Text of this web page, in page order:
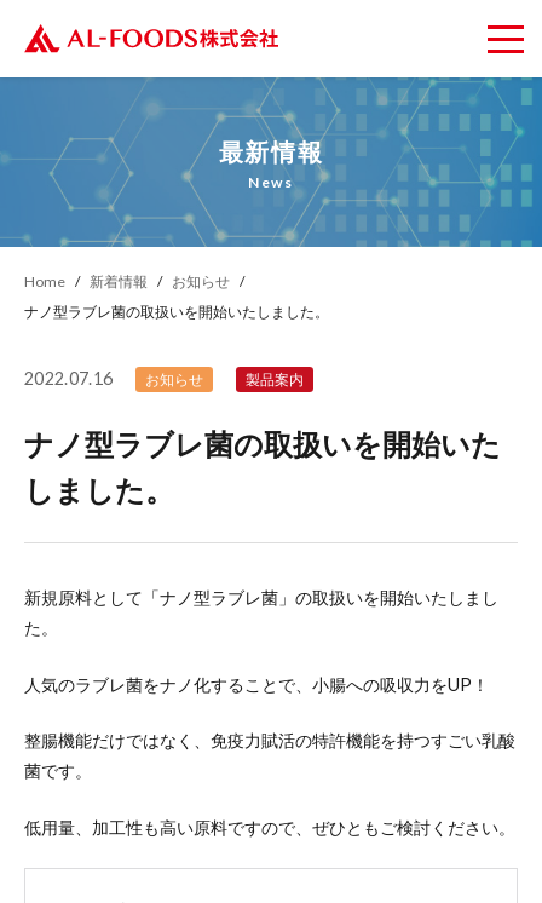
最新情報
News
Home 新着情報
お知らせ
ナノ型ラブレ菌の取扱いを開始いたしました。
2022.07.16 お知らせ 製品案内
ナノ型ラブレ菌の取扱いを開始いた
しました。
新規原料として「ナノ型ラブレ菌」の取扱いを開始いたしまし
た。
人気のラブレ菌をナノ化することで、小腸への吸収力をUP！
整腸機能だけではなく、免疫力賦活の特許機能を持つすごい乳酸
菌です。
低用量、加工性も高い原料ですので、ぜひともご検討ください。